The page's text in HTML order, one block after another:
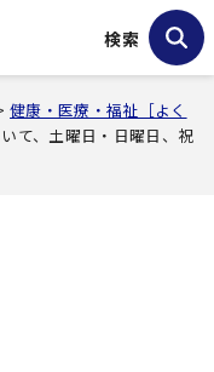
検索
健康・医療・福祉［よく
て、土曜日・日曜日、祝